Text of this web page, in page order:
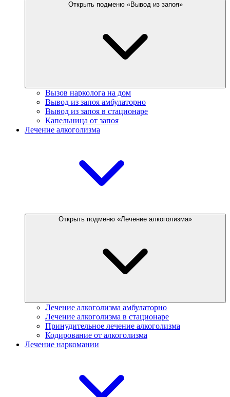
Открыть подменю «Вывод из запоя»
Вызов нарколога на дом
Вывод из запоя амбулаторно
Вывод из запоя в стационаре
Капельница от запоя
Лечение алкоголизма
Открыть подменю «Лечение алкоголизма»
Лечение алкоголизма амбулаторно
Лечение алкоголизма в стационаре
Принудительное лечение алкоголизма
Кодирование от алкоголизма
Лечение наркомании